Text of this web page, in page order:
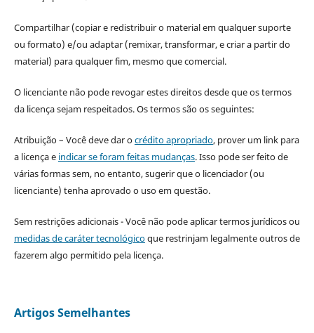
Compartilhar (copiar e redistribuir o material em qualquer suporte
ou formato) e/ou adaptar (remixar, transformar, e criar a partir do
material) para qualquer fim, mesmo que comercial.
O licenciante não pode revogar estes direitos desde que os termos
da licença sejam respeitados. Os termos são os seguintes:
Atribuição – Você deve dar ocrédito apropriado, prover um link para
a licença e indicar se foram feitas mudanças. Isso pode ser feito de
várias formas sem, no entanto, sugerir que o licenciador (ou
licenciante) tenha aprovado o uso em questão.
Sem restrições adicionais - Você não pode aplicar termos jurídicos ou
medidas de caráter tecnológicoque restrinjam legalmente outros de
fazerem algo permitido pela licença.
Artigos Semelhantes